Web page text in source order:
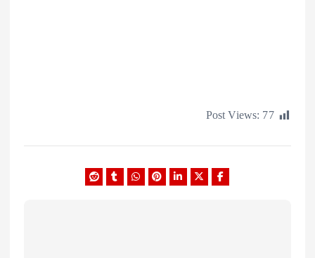
Post Views: